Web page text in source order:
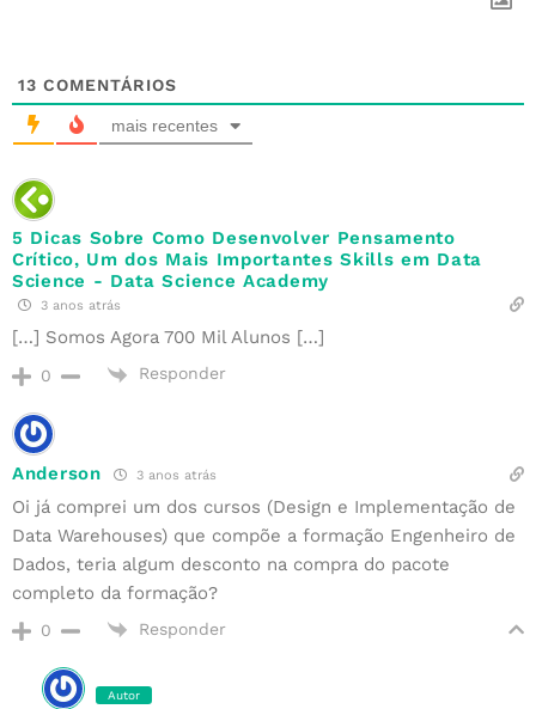
13 COMENTÁRIOS
mais recentes
5 Dicas Sobre Como Desenvolver Pensamento
Crítico, Um dos Mais Importantes Skills em Data
Science - Data Science Academy
3 anos atrás
[…] Somos Agora 700 Mil Alunos […]
0 Responder
Anderson 3 anos atrás
Oi já comprei um dos cursos (Design e Implementação de
Data Warehouses) que compõe a formação Engenheiro de
Dados, teria algum desconto na compra do pacote
completo da formação?
0 Responder
Autor